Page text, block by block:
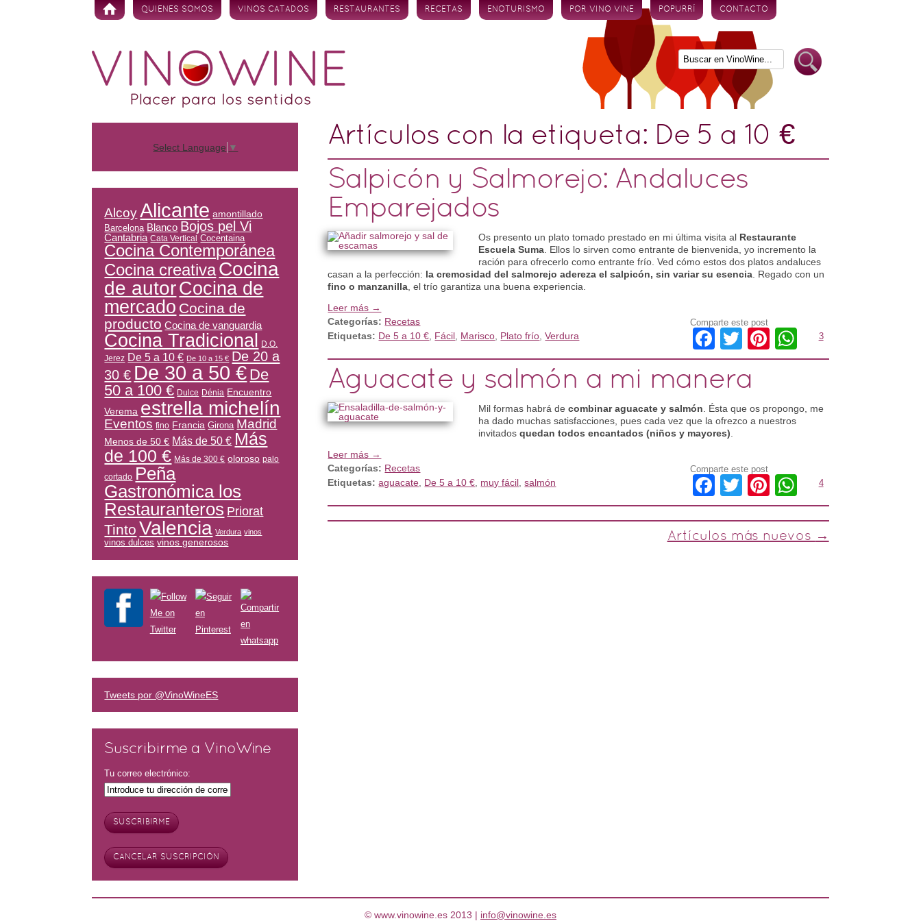
Skip to content
QUIENES SOMOS VINOS CATADOS RESTAURANTES RECETAS ENOTURISMO POR VINO VINE POPURRÍ CONTACTO
Artículos con la etiqueta: De 5 a 10 €
Salpicón y Salmorejo: Andaluces
Emparejados
Os presento un plato tomado prestado en mi última visita al Restaurante
Escuela Suma. Ellos lo sirven como entrante de bienvenida, yo incremento la
ración para ofrecerlo como entrante frío. Ved cómo estos dos platos andaluces
casan a la perfección: la cremosidad del salmorejo adereza el salpicón, sin variar su esencia . Regado con un
fino o manzanilla , el trío garantiza una buena experiencia.
Leer más →
Categorías: Recetas
Etiquetas: De 5 a 10 € Fácil Marisco Plato frío ,Verdura
Comparte este post
Facebook
TwitterPinterest
WhatsApp
3
Aguacate y salmón a mi manera
Mil formas habrá de combinar aguacate y salmón . Ésta que os propongo, me
ha dado muchas satisfacciones, pues cada vez que la ofrezco a nuestros
invitados quedan todos encantados (niños y mayores)
Leer más →
Categorías: Recetas
Etiquetas: aguacate De 5 a 10 € muy fácil ,salmón
Comparte este post
Facebook
TwitterPinterest
WhatsApp
4
Artículos más nuevos →
Select Language ▼
Alcoy Alicante amontillado
Barcelona Blanco Bojos pel Vi
Cantabria Cata Vertical Cocentaina
Cocina Contemporánea
Cocina creativaCocina
de autorCocina de
mercado Cocina de
producto Cocina de vanguardia
Cocina Tradicional
D.O.
Jerez De 5 a 10 € De 10 a 15 € De 20 a
30 € De 30 a 50 € De
50 a 100 € Dulce Dénia Encuentro
Verema estrella michelín
Eventos fino Francia Girona Madrid
Menos de 50 € Más de 50 € Más
de 100 € Más de 300 € oloroso palo
cortado Peña
Gastronómica los
Restauranteros Priorat
Tinto Valencia Verdura vinos
vinos dulces vinos generosos
Tweets por @VinoWineES
Suscribirme a VinoWine
Tu correo electrónico:
© www.vinowine.es 2013 | info@vinowine.es